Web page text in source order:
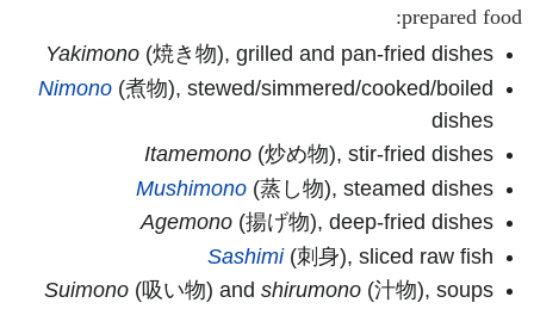
prepared food:
Yakimono (焼き物), grilled and pan-fried dishes
Nimono (煮物), stewed/simmered/cooked/boiled
dishes
Itamemono (炒め物), stir-fried dishes
Mushimono (蒸し物), steamed dishes
Agemono (揚げ物), deep-fried dishes
Sashimi(刺身), sliced raw fish
Suimono (吸い物) and shirumono (汁物), soups